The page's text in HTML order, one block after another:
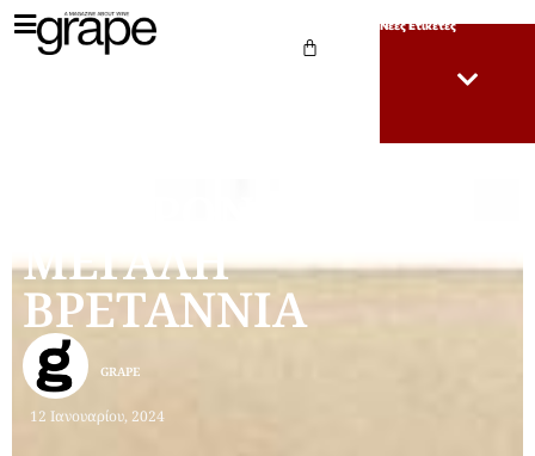
Νέες Ετικέτες
ΜΕΓΑΛΗ
ΒΡΕΤΑΝΝΙΑ
12 Ιανουαρίου, 2024
GRAPE